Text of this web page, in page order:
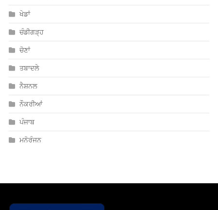
ਚੰਡੀਗੜ੍ਹ
ਚੋਣਾਂ
ਤਬਾਦਲੇ
ਨੈਸ਼ਨਲ
ਨੌਕਰੀਆਂ
ਪੰਜਾਬ
ਮਨੋਰੰਜਨ